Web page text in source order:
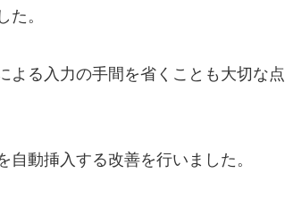
。
よる入力の手間を省くことも大切な
動挿入する改善を行いました。